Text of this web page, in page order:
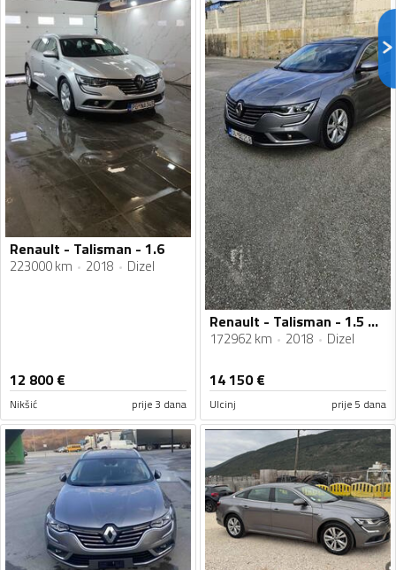
Renault - Talisman - 1.6
223000 km 2018 Dizel
12 800€
Nikšić prije 3 dana
Renault - Talisman - 1.5 DCI
172962 km 2018 Dizel
14 150€
Ulcinj prije 5 dana